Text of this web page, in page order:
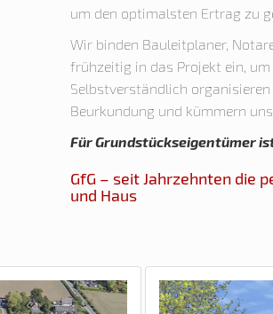
um den optimalsten Ertrag zu
Wir binden Bauleitplaner,
frühzeitig in das Projekt ein,
Selbstverständlich
Beurkundung und kümmern
Für Grundstückseigentümer
GfG – seit Jahrzehnten die
und Haus